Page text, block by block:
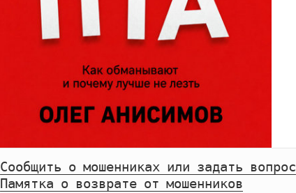
Сообщить о мошенниках или задать вопрос
Памятка о возврате от мошенников